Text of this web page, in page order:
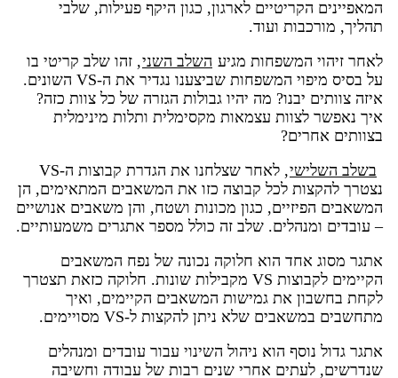
המאפיינים הקריטיים לארגון, כגון היקף פעילות, שלבי
תהליך, מורכבות ועוד.
לאחר זיהוי המשפחות מגיע השלב השני, זהו שלב קריטי בו
על בסיס מיפוי המשפחות שביצענו נגדיר את ה-VS השונים.
איזה צוותים יבנו? מה יהיו גבולות הגזרה של כל צוות כזה?
איך נאפשר לצוות עצמאות מקסימלית ותלות מינימלית
בצוותים אחרים?
בשלב השלישי
, לאחר שצלחנו את הגדרת קבוצות ה-VS
נצטרך להקצות לכל קבוצה כזו את המשאבים המתאימים, הן
המשאבים הפיזיים, כגון מכונות ושטח, והן משאבים אנושיים
– עובדים ומנהלים. שלב זה כולל מספר אתגרים משמעותיים.
אתגר מסוג אחד הוא חלוקה נכונה של נפח המשאבים
הקיימים לקבוצות VS מקבילות שונות. חלוקה כזאת תצטרך
לקחת בחשבון את גמישות המשאבים הקיימים, ואיך
מתחשבים במשאבים שלא ניתן להקצות ל-VS מסויימים.
אתגר גדול נוסף הוא ניהול השינוי עבור עובדים ומנהלים
שנדרשים, לעתים אחרי שנים רבות של עבודה וחשיבה